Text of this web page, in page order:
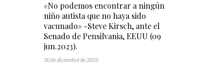
«No podemos encontrar a ningún
niño autista que no haya sido
vacunado» -Steve Kirsch, ante el
Senado de Pensilvania, EEUU (09
jun.2023).
30 de diciembre de 2025